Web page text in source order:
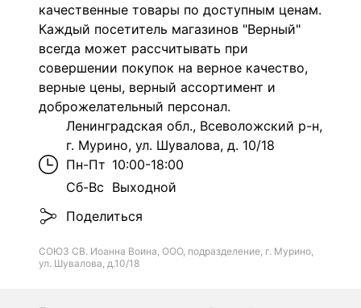
качественные товары по доступным ценам.
Каждый посетитель магазинов "Верный"
всегда может рассчитывать при
совершении покупок на верное качество,
верные цены, верный ассортимент и
доброжелательный персонал.
Ленинградская обл., Всеволожский р-н,
г. Мурино, ул. Шувалова, д. 10/18
Пн-Пт 10:00-18:00
Сб-Вс Выходной
Поделиться
СОЮЗ СВ. Иоанна Воина, ООО, подразделение, г. Мурино,
ул. Шувалова, д.10/18